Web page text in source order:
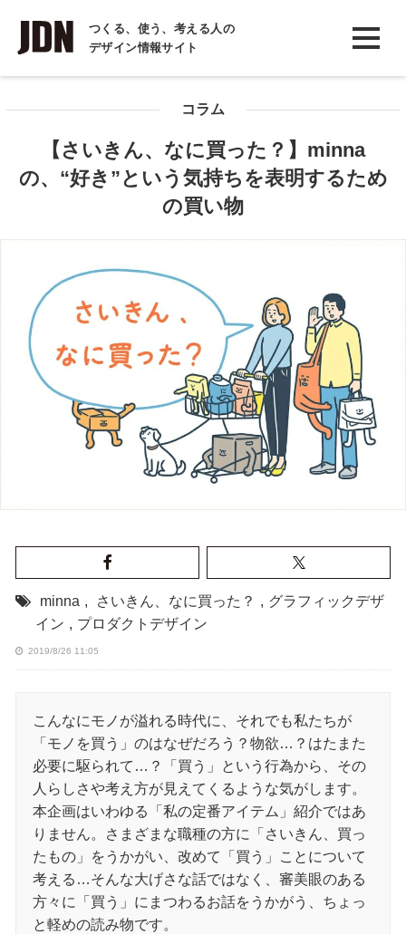
つくる、使う、考える人の
デザイン情報サイト
INTERVIEW
インタビュー
COLUMN
コラム
【さいきん、なに買った？】minna
の、“好き”という気持ちを表明するため
の買い物
minna , さいきん、なに買った？ , グラフィックデザ
イン , プロダクトデザイン
2019/8/26 11:05
こんなにモノが溢れる時代に、それでも私たちが
「モノを買う」のはなぜだろう？物欲…？はたまた
必要に駆られて…？「買う」という行為から、その
人らしさや考え方が見えてくるような気がします。
本企画はいわゆる「私の定番アイテム」紹介ではあ
りません。さまざまな職種の方に「さいきん、買っ
たもの」をうかがい、改めて「買う」ことについて
考える…そんな大げさな話ではなく、審美眼のある
方々に「買う」にまつわるお話をうかがう、ちょっ
と軽めの読み物です。